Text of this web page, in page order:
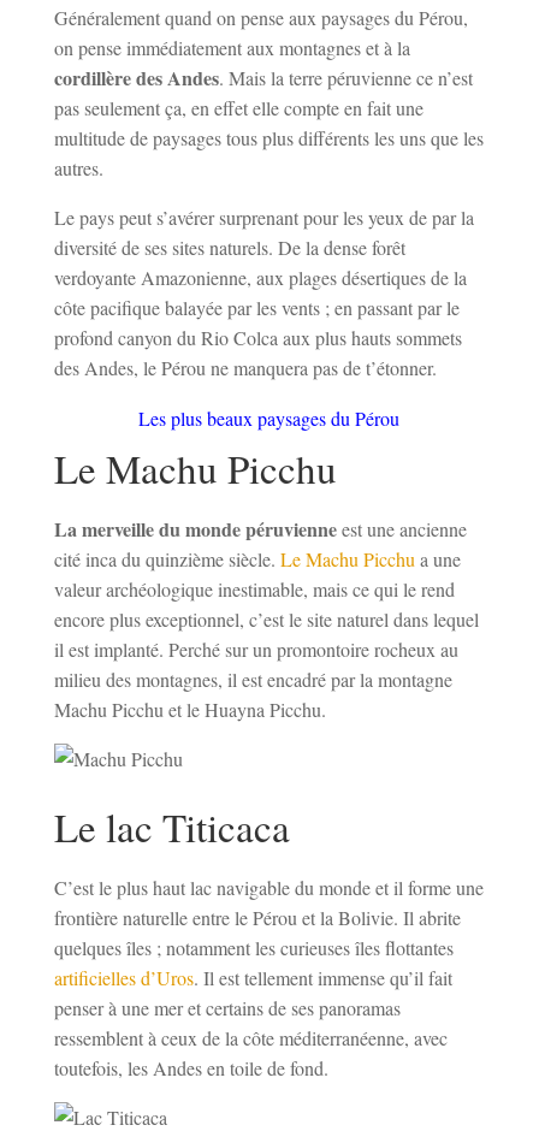
Généralement quand on pense aux paysages du Pérou,
on pense immédiatement aux montagnes et à la
cordillère des Andes. Mais la terre péruvienne ce n’est
pas seulement ça, en effet elle compte en fait une
multitude de paysages tous plus différents les uns que les
autres.
Le pays peut s’avérer surprenant pour les yeux de par la
diversité de ses sites naturels. De la dense forêt
verdoyante Amazonienne, aux plages désertiques de la
côte pacifique balayée par les vents ; en passant par le
profond canyon du Rio Colca aux plus hauts sommets
des Andes, le Pérou ne manquera pas de t’étonner.
Les plus beaux paysages du Pérou
Le Machu Picchu
La merveille du monde péruvienneest une ancienne
cité inca du quinzième siècle. Le Machu Picchu a une
valeur archéologique inestimable, mais ce qui le rend
encore plus exceptionnel, c’est le site naturel dans lequel
il est implanté. Perché sur un promontoire rocheux au
milieu des montagnes, il est encadré par la montagne
Machu Picchu et le Huayna Picchu.
Le lac Titicaca
C’est le plus haut lac navigable du monde et il forme une
frontière naturelle entre le Pérou et la Bolivie. Il abrite
quelques îles ; notamment les curieuses îles flottantes
artificielles d’Uros. Il est tellement immense qu’il fait
penser à une mer et certains de ses panoramas
ressemblent à ceux de la côte méditerranéenne, avec
toutefois, les Andes en toile de fond.